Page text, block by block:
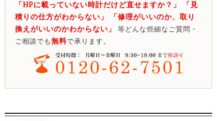
「HPに載っていない時計だけど直せますか？」 「見
積りの仕方がわからない」 「修理がいいのか、取り
換えがいいのかわからない」
等どんな些細なご質問・
ご相談でも無料で承ります。